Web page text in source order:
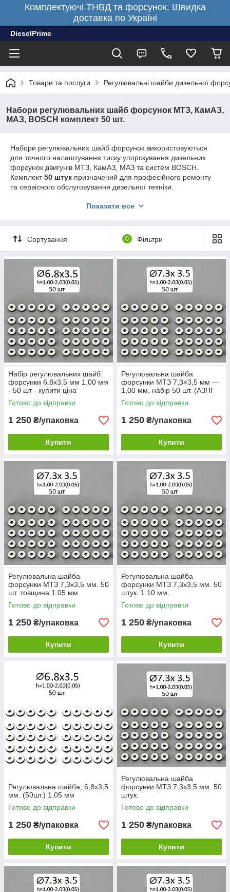
Комплектуючі ТНВД та форсунок. Швидка
доставка по Україні
DieselPrime
Товари та послуги Регулювальні шайби дизельної
Набори регулювальних шайб форсунок МТЗ, КамАЗ,
МАЗ, BOSCH комплект 50 шт.
Набори регулювальних шайб форсунок використовуються
для точного налаштування тиску упорскування дизельних
форсунок двигунів МТЗ, КамАЗ, МАЗ та систем BOSCH.
Комплект50 штук призначений для професійного ремонту
та сервісного обслуговування дизельної техніки.
які виконують повноцінний ремонт паливної апаратури.
Показати все
Сортування 0 Фільтри
Набір регулювальних шайб
форсунки 6.8х3.5 мм 1.00 мм
- 50 шт - купити ціна
Готово до відправки
1 250 ₴/упаковка
Купити
Регулювальна шайба
форсунки МТЗ 7,3×3,5 мм —
1,00 мм, набір 50 шт. (АЗПІ
№172 / №216)
Готово до відправки
1 250 ₴/упаковка
Купити
Регулювальна шайба
форсунки МТЗ 7,3х3,5 мм. 50
шт. товщина 1.05 мм
Готово до відправки
1 250 ₴/упаковка
Купити
Регулювальна шайба
форсунки МТЗ 7,3х3,5 мм. 50
штук. 1.10 мм.
Готово до відправки
1 250 ₴/упаковка
Купити
Регулювальна шайба; 6,8х3,5
мм. (50шт.) 1,05 мм
Готово до відправки
1 250 ₴/упаковка
Купити
Регулювальна шайба
форсунки МТЗ 7,3х3,5 мм. 50
штук.
Готово до відправки
1 250 ₴/упаковка
Купити